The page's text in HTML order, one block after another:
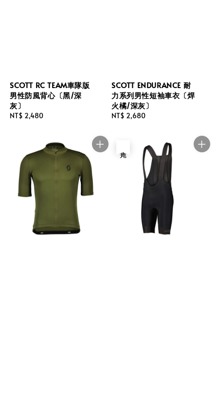
SCOTT RC TEAM車隊版
男性防風背心〔黑/深
灰〕
Regular
NT$ 2,480
SCOTT ENDURANCE 耐
力系列男性短袖車衣〔焊
火橘/深灰〕
Regular
NT$ 2,680